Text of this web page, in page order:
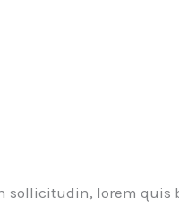
sollicitudin, lorem